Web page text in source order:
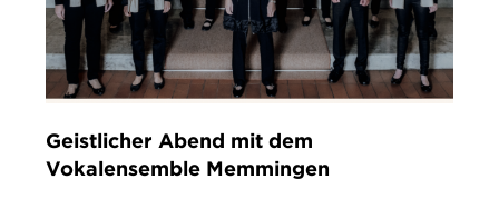
Geistlicher Abend mit dem
Vokalensemble Memmingen